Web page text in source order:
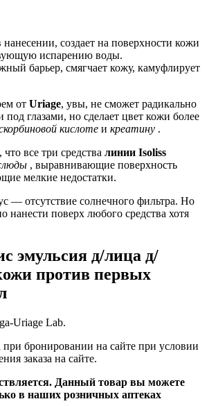
создает на поверхности кожи
испарению воды.
барьер, смягчает кожу, камуфлирует
от Uriage, увы, не сможет радикально
под глазами, но сделает цвет кожи более
кислоте и креатину .
все три средства линии Isoliss
, выравнивающие поверхность
мелкие недостатки.
— отсутствие солнечного фильтра. Но
нанести поверх любого средства хотя
эмульсия д/лица д/
против первых
Uriage Lab.
при бронировании на сайте при условии
заказа на сайте.
Данный товар вы можете
в наших розничных аптеках